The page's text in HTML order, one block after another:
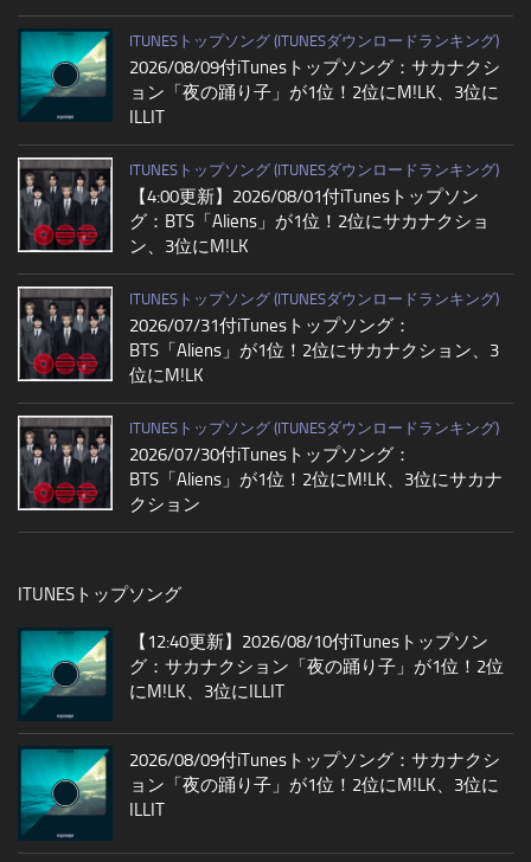
ITUNESトップソング (ITUNESダウンロードランキング)
2026/08/09付iTunesトップソング：サカナクシ
ョン「夜の踊り子」が1位！2位にM!LK、3位に
ILLIT
ITUNESトップソング (ITUNESダウンロードランキング)
【4:00更新】2026/08/01付iTunesトップソン
グ：BTS「Aliens」が1位！2位にサカナクショ
ン、3位にM!LK
ITUNESトップソング (ITUNESダウンロードランキング)
2026/07/31付iTunesトップソング：
BTS「Aliens」が1位！2位にサカナクション、3
位にM!LK
ITUNESトップソング (ITUNESダウンロードランキング)
2026/07/30付iTunesトップソング：
BTS「Aliens」が1位！2位にM!LK、3位にサカナ
クション
ITUNESトップソング
【12:40更新】2026/08/10付iTunesトップソン
グ：サカナクション「夜の踊り子」が1位！2位
にM!LK、3位にILLIT
2026/08/09付iTunesトップソング：サカナクシ
ョン「夜の踊り子」が1位！2位にM!LK、3位に
ILLIT